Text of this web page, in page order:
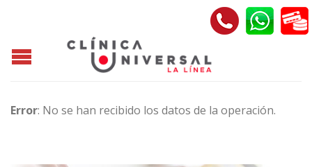
Error: No se han recibido los datos de la operación.